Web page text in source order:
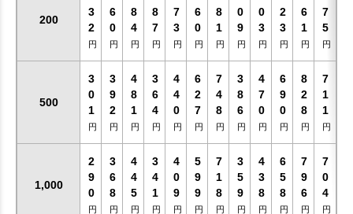
お買い物を続ける カートへ進む
200
3
2
円
6
0
円
8
4
円
8
7
円
7
3
円
6
0
円
8
1
円
0
9
円
0
3
円
2
3
円
6
1
円
7
5
円
500
3
0
1
円
3
9
2
円
4
8
1
円
3
6
4
円
4
4
0
円
6
2
7
円
7
4
8
円
3
8
6
円
4
7
0
円
6
9
0
円
8
2
8
円
7
1
1
円
1,000
2
9
0
円
3
6
8
円
4
4
5
円
3
4
1
円
4
0
9
円
5
9
9
円
7
1
8
円
3
5
9
円
4
3
8
円
6
5
8
円
7
9
6
円
7
0
4
円